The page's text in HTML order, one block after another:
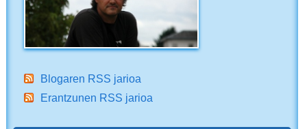
Blogaren RSS jarioa
Erantzunen RSS jarioa